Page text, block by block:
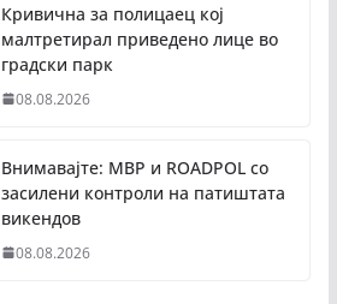
Кривична за полицаец кој
малтретирал приведено лице во
градски парк
08.08.2026
Внимавајте: МВР и ROADPOL со
засилени контроли на патиштата
викендов
08.08.2026